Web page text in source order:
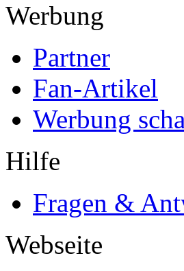
Werbung
Partner
Fan-Artikel
Werbung
Hilfe
Fragen &
Webseite